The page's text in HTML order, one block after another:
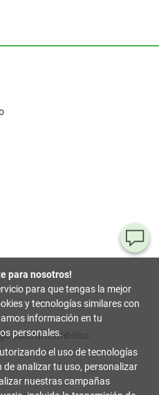
contrarreembolso
para nosotros!
para que tengas la mejor
y tecnologías similares con
información en tu
personales.
el uso de tecnologías
analizar tu uso, personalizar
nuestras campañas